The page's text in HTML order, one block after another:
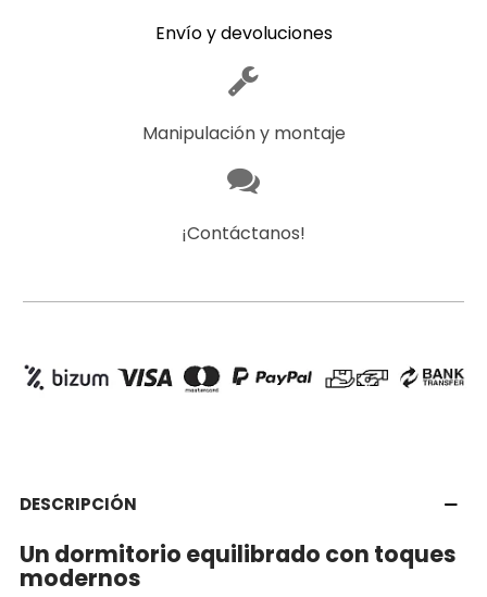
Envío y devoluciones
Manipulación y montaje
¡Contáctanos!
DESCRIPCIÓN
Un dormitorio equilibrado con toques
modernos